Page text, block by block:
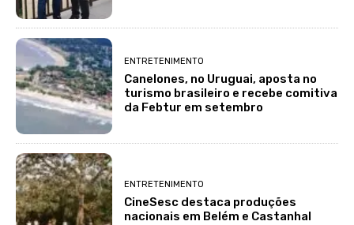
ENTRETENIMENTO
Canelones, no Uruguai, aposta no
turismo brasileiro e recebe comitiva
da Febtur em setembro
ENTRETENIMENTO
CineSesc destaca produções
nacionais em Belém e Castanhal